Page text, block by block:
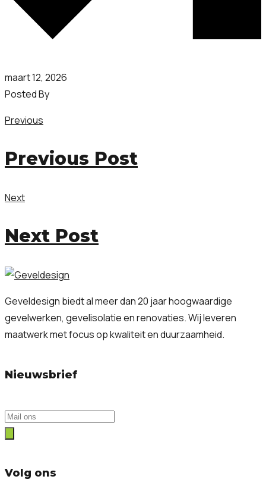
maart 12, 2026
Posted By
Previous
Previous Post
Next
Next Post
Geveldesign biedt al meer dan 20 jaar hoogwaardige
gevelwerken, gevelisolatie en renovaties. Wij leveren
maatwerk met focus op kwaliteit en duurzaamheid.
Nieuwsbrief
Volg ons